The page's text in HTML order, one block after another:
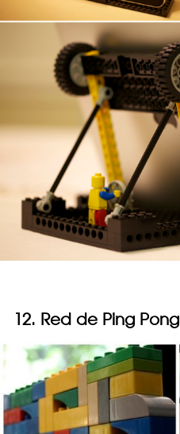
12. Red de Ping Pong